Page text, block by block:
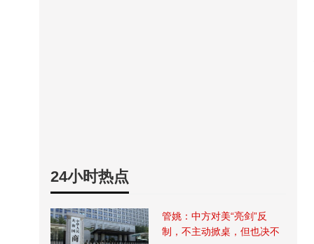
24小时热点
管姚：中方对美“亮剑”反
制，不主动掀桌，但也决不